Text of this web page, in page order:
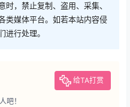
，禁止复制、盗用、采集、
类媒体平台。如若本站内容侵
进行处理。
给TA打赏
吧！